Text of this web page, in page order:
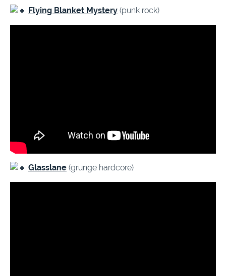
Flying Blanket Mystery (punk rock)
Glasslane (grunge hardcore)